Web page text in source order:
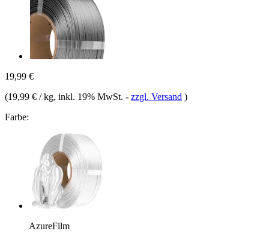
19,99 €
(19,99 € / kg, inkl. 19% MwSt. - zzgl. Versand )
Farbe:
AzureFilm